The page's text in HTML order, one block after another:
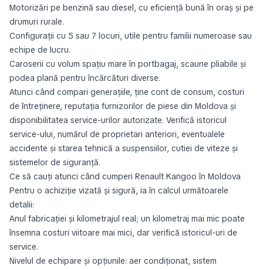
Motorizări pe benzină sau diesel, cu eficiență bună în oraș și pe
drumuri rurale.
Configurații cu 5 sau 7 locuri, utile pentru familii numeroase sau
echipe de lucru.
Caroserii cu volum spațiu mare în portbagaj, scaune pliabile și
podea plană pentru încărcături diverse.
Atunci când compari generațiile, ține cont de consum, costuri
de întreținere, reputația furnizorilor de piese din Moldova și
disponibilitatea service-urilor autorizate. Verifică istoricul
service-ului, numărul de proprietari anteriori, eventualele
accidente și starea tehnică a suspensiilor, cutiei de viteze și
sistemelor de siguranță.
Ce să cauți atunci când cumperi Renault Kangoo în Moldova
Pentru o achiziție vizată și sigură, ia în calcul următoarele
detalii:
Anul fabricației și kilometrajul real; un kilometraj mai mic poate
însemna costuri viitoare mai mici, dar verifică istoricul-uri de
service.
Nivelul de echipare și opțiunile: aer condiționat, sistem